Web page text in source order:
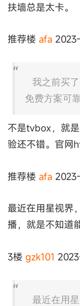
扶墙总是太卡。
推荐楼 afa
我之前买
免费方案可
不是tvbox，就
验还不错。官
推荐楼 afa
最近在用星视界
播，就是不知道
3楼 gzk101
最近在用